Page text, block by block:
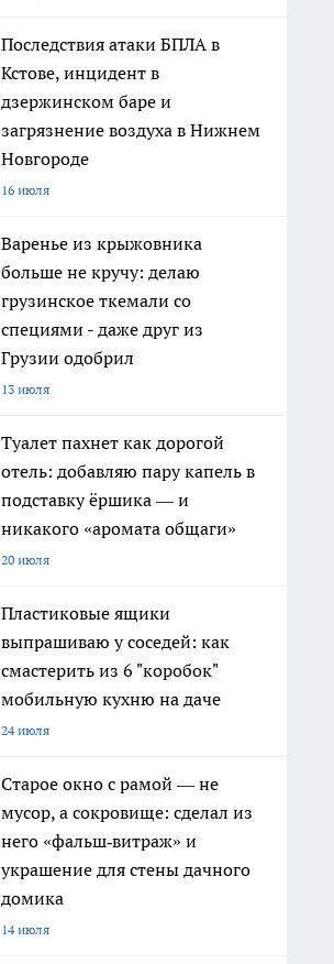
Последствия атаки БПЛА в
Кстове, инцидент в
дзержинском баре и
загрязнение воздуха в Нижнем
Новгороде
16 июля
Варенье из крыжовника
больше не кручу: делаю
грузинское ткемали со
специями - даже друг из
Грузии одобрил
13 июля
Туалет пахнет как дорогой
отель: добавляю пару капель в
подставку ёршика — и
никакого «аромата общаги»
20 июля
Пластиковые ящики
выпрашиваю у соседей: как
смастерить из 6 "коробок"
мобильную кухню на даче
24 июля
Старое окно с рамой — не
мусор, а сокровище: сделал из
него «фальш‑витраж» и
украшение для стены дачного
домика
14 июля